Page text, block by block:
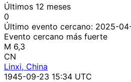
Últimos 12 meses
0
Último evento cercano: 2025-
Evento cercano más fuerte
M 6,3
CN
Linxi, China
1945-09-23 15:34 UTC